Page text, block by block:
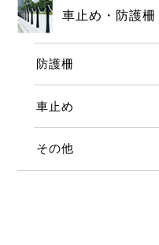
車止め・防護
防護柵
車止め
その他